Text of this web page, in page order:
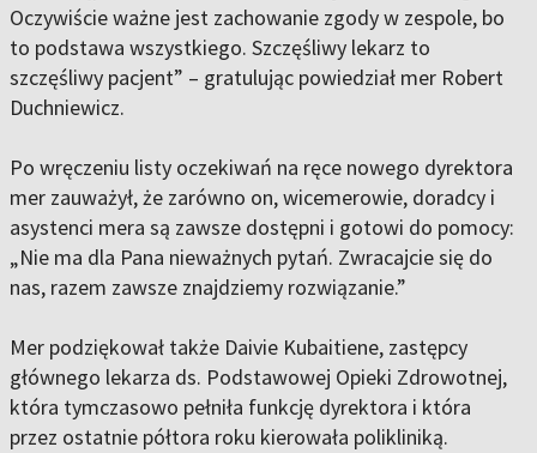
Oczywiście ważne jest zachowanie zgody w zespole, bo
to podstawa wszystkiego. Szczęśliwy lekarz to
szczęśliwy pacjent” – gratulując powiedział mer Robert
Duchniewicz.
Po wręczeniu listy oczekiwań na ręce nowego dyrektora
mer zauważył, że zarówno on, wicemerowie, doradcy i
asystenci mera są zawsze dostępni i gotowi do pomocy:
„Nie ma dla Pana nieważnych pytań. Zwracajcie się do
nas, razem zawsze znajdziemy rozwiązanie.”
Mer podziękował także Daivie Kubaitiene, zastępcy
głównego lekarza ds. Podstawowej Opieki Zdrowotnej,
która tymczasowo pełniła funkcję dyrektora i która
przez ostatnie półtora roku kierowała polikliniką.